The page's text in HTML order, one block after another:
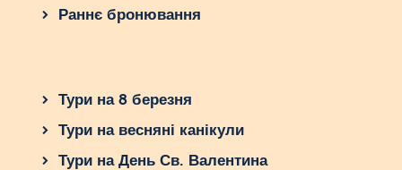
Раннє бронювання
Тури на 8 березня
Тури на весняні канікули
Тури на День Св. Валентина